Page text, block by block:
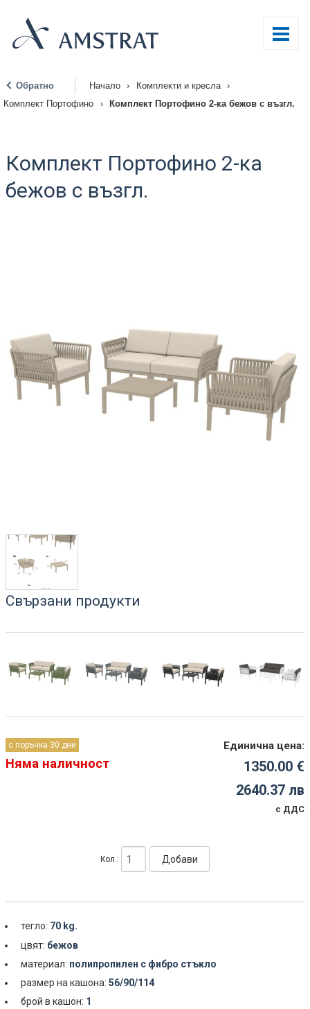
Обратно Начало › Комплекти и кресла
›
Комплект Портофино
› Комплект Портофино 2-ка бежов с възгл.
Комплект Портофино 2-ка
бежов с възгл.
Свързани продукти
Единична цена:
1350.00 €
2640.37 лв
с ДДС
с поръчка 30 дни
Няма наличност
Кол.: Добави
тегло: 70 kg.
цвят: бежов
материал: полипропилен с фибро стъкло
размер на кашона:56/90/114
брой в кашон: 1